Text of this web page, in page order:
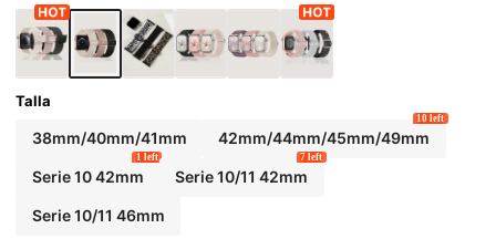
SE/11/10/9/8/7/6/5/4/3/2/1 Regreso a la Escu
ela
Talla
38mm/40mm/41mm 42mm/44mm/45mm/49mm
10 left
Serie 10 42mm
1 left
Serie 10/11 42mm
7 left
Serie 10/11 46mm